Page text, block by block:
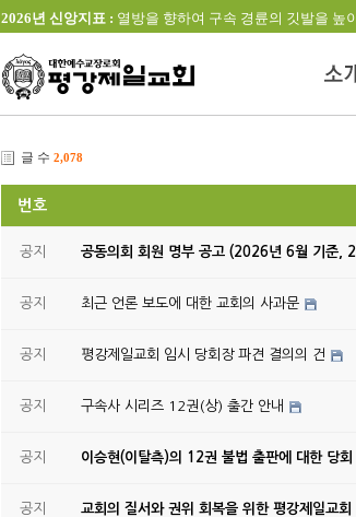
2026년 신앙지표 : 열방을 향하여 구속 경륜의 깃발을 높
글 수 2,078
번호
공지 공동의회 회원 명부 공고 (2026년 6월 기준,
공지 최근 언론 보도에 대한 교회의 사과문
공지 평강제일교회 임시 당회장 파견 결의의 건
공지 구속사 시리즈 12권(상) 출간 안내
공지 이승현(이탈측)의 12권 불법 출판에 대한 당
공지 교회의 질서와 권위 회복을 위한 평강제일교회